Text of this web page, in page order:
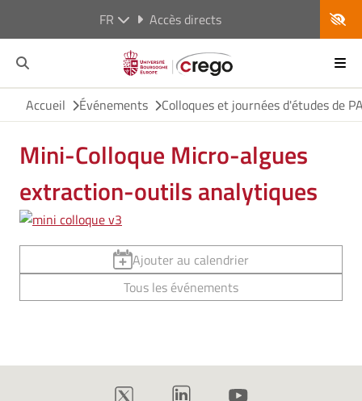
FR Accès directs
Accueil Événements Colloques et journées d'études de
Mini-Colloque Micro-algues
extraction-outils analytiques
Ajouter au calendrier
Tous les événements